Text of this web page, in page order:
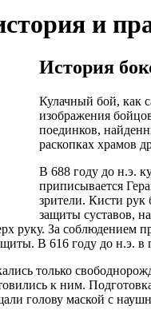
и
История
Кулачный бой, как
изображения
поединков,
раскопках храмов
В 688 году до н.э.
приписывается
зрители. Кисти
защиты суставов,
руку. За соблюдением
В 616 году до
только
к ним.
голову маской с